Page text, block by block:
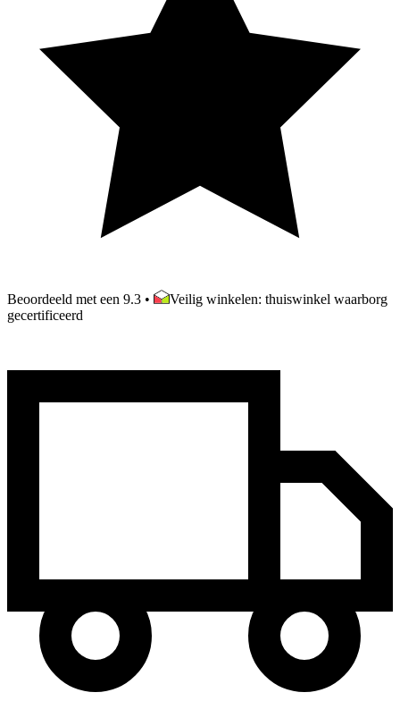
Beoordeeld met een 9.3 •
Veilig winkelen: thuiswinkel waarborg
gecertificeerd